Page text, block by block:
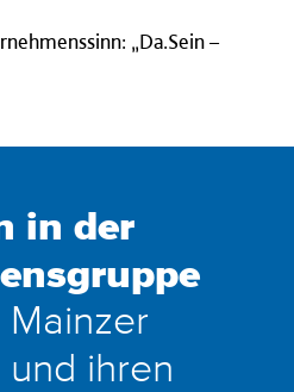
„Da.Sein –
in der
Mainzer
ihren